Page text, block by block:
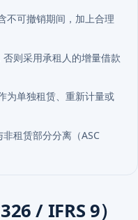
不可撤销期间，加上合理
则采用承租人的增量借款
为单独租赁、重新计量或
租赁部分分离（ASC
/ IFRS 9）